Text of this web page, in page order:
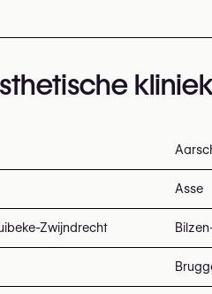
Asse
Zwijndrecht